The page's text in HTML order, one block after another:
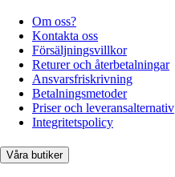
Om oss?
Kontakta oss
Försäljningsvillkor
Returer och återbetalningar
Ansvarsfriskrivning
Betalningsmetoder
Priser och leveransalternativ
Integritetspolicy
Våra butiker